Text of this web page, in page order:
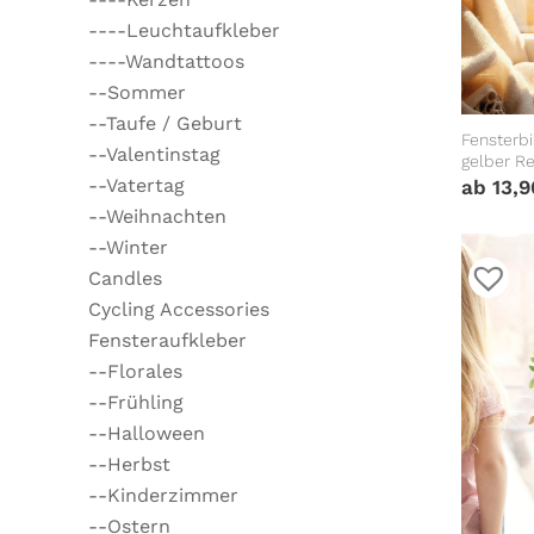
----Leuchtaufkleber
----Wandtattoos
--Sommer
--Taufe / Geburt
--Valentinstag
--Vatertag
--Weihnachten
--Winter
Candles
Cycling Accessories
Fensteraufkleber
--Florales
--Frühling
--Halloween
--Herbst
--Kinderzimmer
--Ostern
gelber
ab